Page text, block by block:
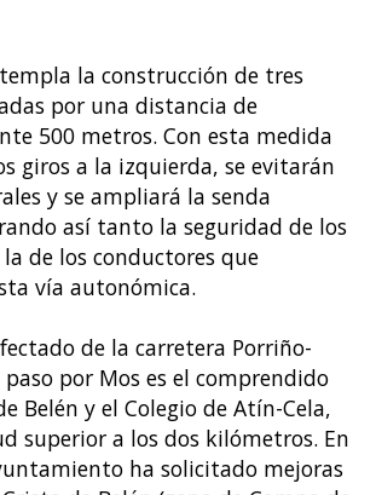
la construcción de tres
por una distancia de
500 metros. Con esta medida
giros a la izquierda, se evitarán
y se ampliará la senda
así tanto la seguridad de los
de los conductores que
vía autonómica.
de la carretera Porriño-
por Mos es el comprendido
Belén y el Colegio de Atín-Cela,
superior a los dos kilómetros. En
ha solicitado mejoras